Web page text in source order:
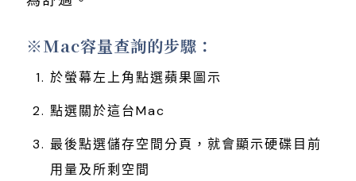
※Mac容量查詢的步驟：
於螢幕左上角點選蘋果圖示
點選關於這台Mac
最後點選儲存空間分頁，就會顯示硬碟目前
用量及所剩空間